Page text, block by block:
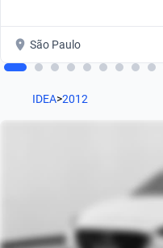
São Paulo
IDEA>2012